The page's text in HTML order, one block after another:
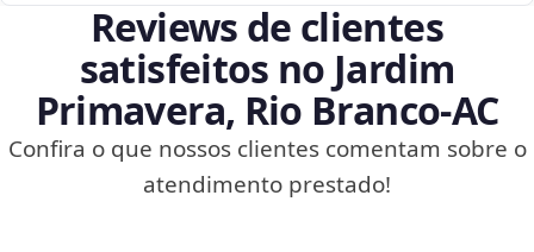
Reviews de clientes
satisfeitos no Jardim
Primavera, Rio Branco‑AC
Confira o que nossos clientes comentam sobre o
atendimento prestado!